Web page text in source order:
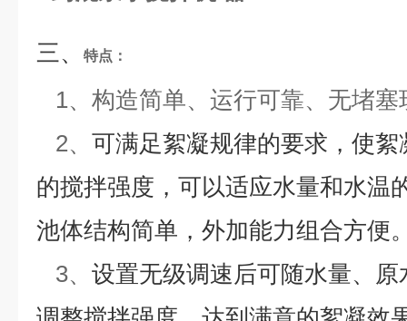
三、 特点：
1、 构造简单、运行可靠、无堵
2、 可满足絮凝规律的要求，使
的搅拌强度，可以适应水量和水温
池体结构简单，外加能力组合方便
3、 设置无级调速后可随水量、